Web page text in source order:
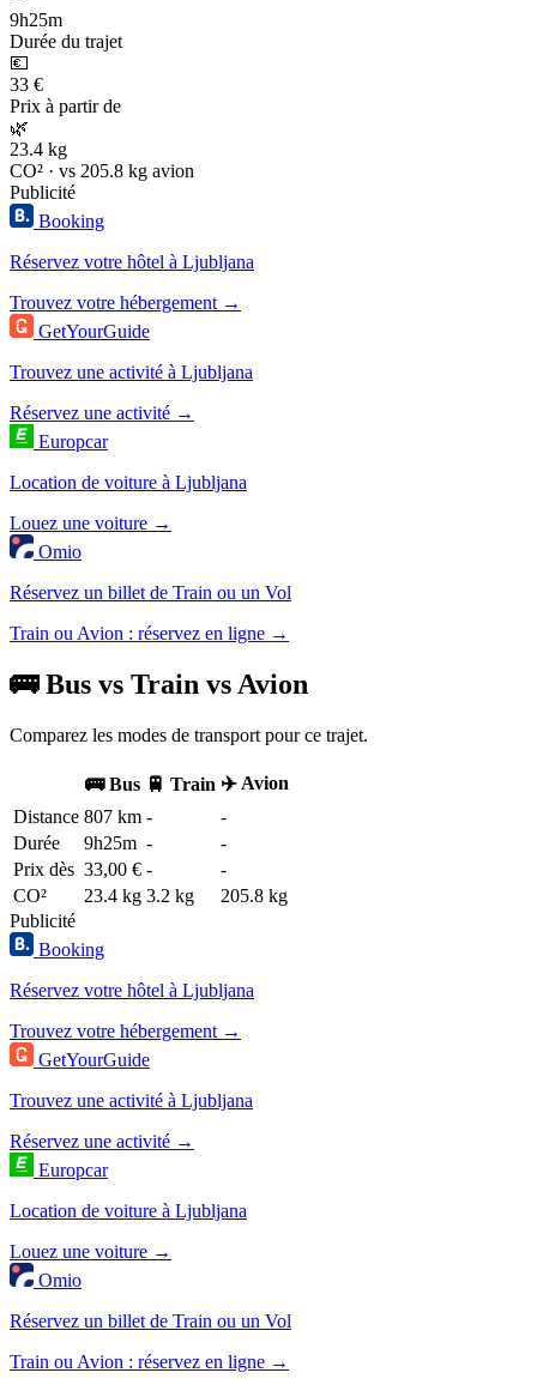
9h25m
Durée du trajet
💶
33 €
Prix à partir de
🌿
23.4 kg
CO² · vs 205.8 kg avion
Publicité
Booking
Réservez votre hôtel à Ljubljana
Trouvez votre hébergement →
GetYourGuide
Trouvez une activité à Ljubljana
Réservez une activité →
Europcar
Location de voiture à Ljubljana
Louez une voiture →
Omio
Réservez un billet de Train ou un Vol
Train ou Avion : réservez en ligne →
🚌 Bus vs Train vs Avion
Comparez les modes de transport pour ce trajet.
🚌 Bus 🚆 Train ✈️ Avion
Distance 807 km -
-
Durée
9h25m -
-
Prix dès 33,00 € -
-
CO²
23.4 kg 3.2 kg
205.8 kg
Publicité
Booking
Réservez votre hôtel à Ljubljana
Trouvez votre hébergement →
GetYourGuide
Trouvez une activité à Ljubljana
Réservez une activité →
Europcar
Location de voiture à Ljubljana
Louez une voiture →
Omio
Réservez un billet de Train ou un Vol
Train ou Avion : réservez en ligne →